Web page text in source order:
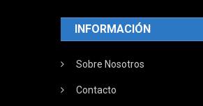
INFORMACIÓN
Sobre Nosotros
Contacto